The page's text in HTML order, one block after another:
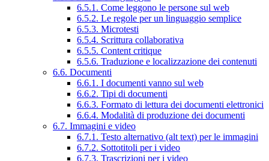
6.5.1. Come leggono le persone sul web
6.5.2. Le regole per un linguaggio semplice
6.5.3. Microtesti
6.5.4. Scrittura collaborativa
6.5.5. Content critique
6.5.6. Traduzione e localizzazione dei contenuti
6.6. Documenti
6.6.1. I documenti vanno sul web
6.6.2. Tipi di documenti
6.6.3. Formato di lettura dei documenti elettronici
6.6.4. Modalità di produzione dei documenti
6.7. Immagini e video
6.7.1. Testo alternativo (alt text) per le immagini
6.7.2. Sottotitoli per i video
6.7.3. Trascrizioni per i video